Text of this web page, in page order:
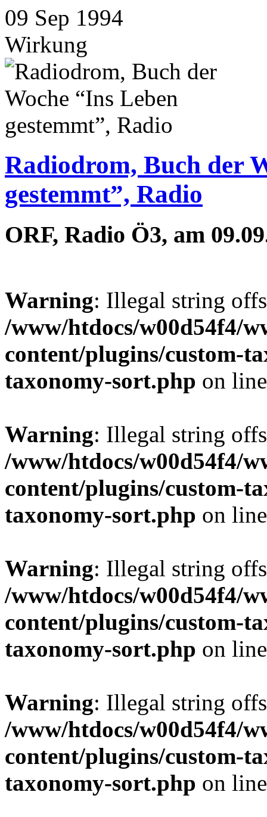
09 Sep 1994
Wirkung
Radiodrom, Buch der
gestemmt”, Radio
ORF, Radio Ö3, am
Warning: Illegal string
/www/htdocs/w00d54f4/
content/plugins/custom-
taxonomy-sort.php on
Warning: Illegal string
/www/htdocs/w00d54f4/
content/plugins/custom-
taxonomy-sort.php on
Warning: Illegal string
/www/htdocs/w00d54f4/
content/plugins/custom-
taxonomy-sort.php on
Warning: Illegal string
/www/htdocs/w00d54f4/
content/plugins/custom-
taxonomy-sort.php on